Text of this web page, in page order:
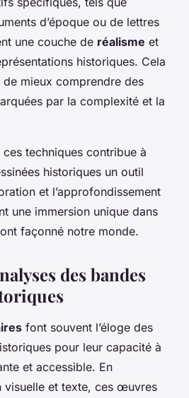
d’époque ou de lettres
une couche de réalisme et
historiques. Cela
mieux comprendre des
par la complexité et la
ces techniques contribue à
historiques un outil
et l’approfondissement
une immersion unique dans
façonné notre monde.
des bandes
font souvent l’éloge des
pour leur capacité à
et accessible. En
visuelle et texte, ces œuvres